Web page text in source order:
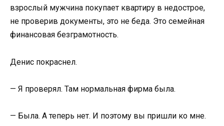
взрослый мужчина покупает квартиру в недострое,
не проверив документы, это не беда. Это семейная
финансовая безграмотность.
Денис покраснел.
— Я проверял. Там нормальная фирма была.
— Была. А теперь нет. И поэтому вы пришли ко мне.